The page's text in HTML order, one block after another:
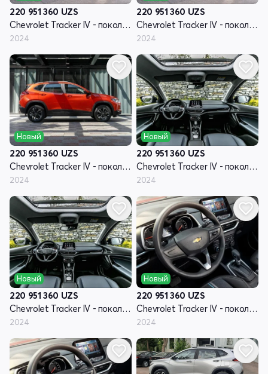
220 951 360 UZS
Chevrolet Tracker IV - поколение
2024
220 951 360 UZS
Chevrolet Tracker IV - поколение
2024
Новый
220 951 360 UZS
Chevrolet Tracker IV - поколение
2024
Новый
220 951 360 UZS
Chevrolet Tracker IV - поколение
2024
Новый
220 951 360 UZS
Chevrolet Tracker IV - поколение
2024
Новый
220 951 360 UZS
Chevrolet Tracker IV - поколение
2024